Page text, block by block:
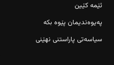
ئێمە کێین
پەیوەندیمان پێوە بکە
سیاسەتی پاراستنی نهێنی